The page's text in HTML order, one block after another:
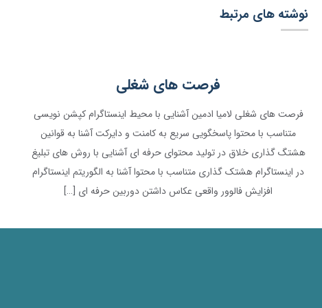
نوشته های مرتبط
فرصت های شغلی
فرصت های شغلی لامیا ادمین آشنایی با محیط اینستاگرام کپشن نویسی
متناسب با محتوا پاسخگویی سریع به کامنت و دایرکت آشنا به قوانین
هشتگ گذاری خلاق در تولید محتوای حرفه ای آشنایی با روش های تبلیغ
در اینستاگرام هشتک گذاری متناسب با محتوا آشنا به الگوریتم اینستاگرام
افزایش فالوور واقعی عکاس داشتن دوربین حرفه ای […]